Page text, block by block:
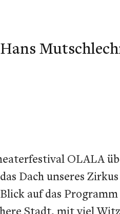
OLALA
Dach unseres
auf das
Stadt, mit viel